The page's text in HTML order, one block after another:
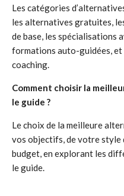
Les catégories
les alternatives gratuites,
de base, les spécialisations
formations auto-guidées, et
coaching.
Comment choisir la
le guide ?
Le choix de la meilleure
vos objectifs, de votre style
budget, en explorant les
le guide.